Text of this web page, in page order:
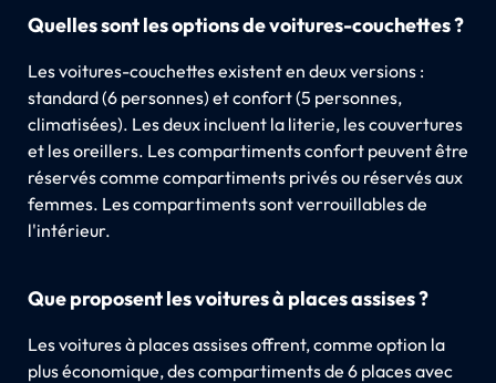
Quelles sont les options de voitures-couchettes ?
Les voitures-couchettes existent en deux versions :
standard (6 personnes) et confort (5 personnes,
climatisées). Les deux incluent la literie, les couvertures
et les oreillers. Les compartiments confort peuvent être
réservés comme compartiments privés ou réservés aux
femmes. Les compartiments sont verrouillables de
l'intérieur.
Que proposent les voitures à places assises ?
Les voitures à places assises offrent, comme option la
plus économique, des compartiments de 6 places avec